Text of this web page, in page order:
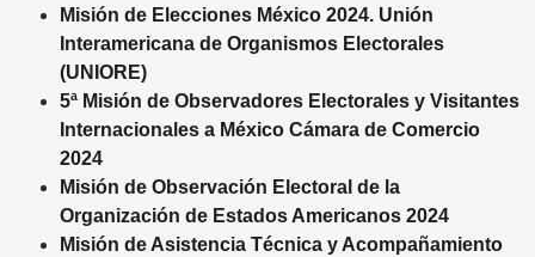
Misión de Elecciones México 2024. Unión
Interamericana de Organismos Electorales
(UNIORE)
5ª Misión de Observadores Electorales y Visitantes
Internacionales a México Cámara de Comercio
2024
Misión de Observación Electoral de la
Organización de Estados Americanos 2024
Misión de Asistencia Técnica y Acompañamiento